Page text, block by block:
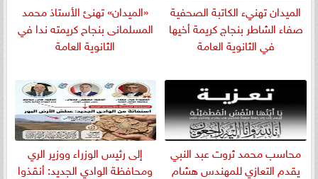
الميدان تهنيء الكاتبة الصحفية
صفاء الشاطر بنجاج كريمة أخيها
في الثانوية العامة
«الميدان» تهنئ الأستاذ محمد
المسلمانى بنجاح كريمته ندا في
الثانوية العامة
​محاسب محمد ثروت عبد النبي
يقدم التعازي للمهندس هشام
إلى رئيس الوزراء ووزير الري
ومحافظة الوادي الجديد: أنقذوا